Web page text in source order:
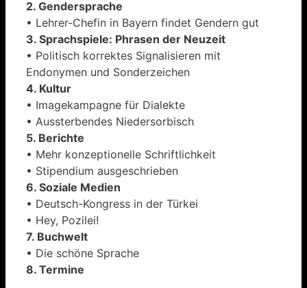
2. Gendersprache
• Lehrer-Chefin in Bayern findet Gendern gut
3. Sprachspiele: Phrasen der Neuzeit
• Politisch korrektes Signalisieren mit
Endonymen und Sonderzeichen
4. Kultur
• Imagekampagne für Dialekte
• Aussterbendes Niedersorbisch
5. Berichte
• Mehr konzeptionelle Schriftlichkeit
• Stipendium ausgeschrieben
6. Soziale Medien
• Deutsch-Kongress in der Türkei
• Hey, Pozilei!
7. Buchwelt
• Die schöne Sprache
8. Termine